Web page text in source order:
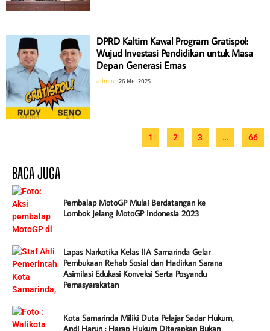
DPRD Kaltim Kawal Program Gratispol:
Wujud Investasi Pendidikan untuk Masa
Depan Generasi Emas
admin 26 Mei 2025
1 2 3 … 66
BACA JUGA
Pembalap MotoGP Mulai Berdatangan ke
Lombok Jelang MotoGP Indonesia 2023
Lapas Narkotika Kelas IIA Samarinda Gelar
Pembukaan Rehab Sosial dan Hadirkan Sarana
Asimilasi Edukasi Konveksi Serta Posyandu
Pemasyarakatan
Kota Samarinda Miliki Duta Pelajar Sadar Hukum,
Andi Harun : Harap Hukum Diterapkan Bukan